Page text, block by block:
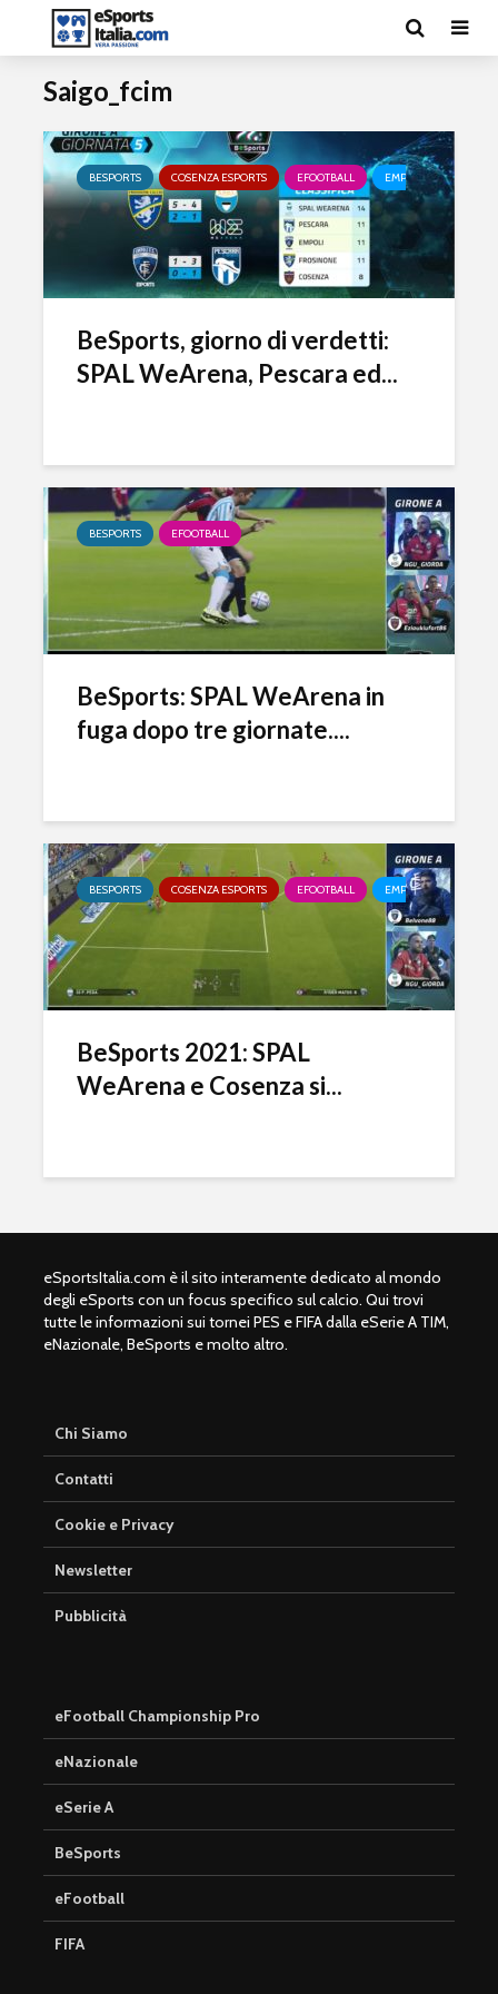
Saigo_fcim
BESPORTS COSENZA ESPORTS EFOOTBALL EMPOLI ESPORTS
BeSports, giorno di verdetti:
SPAL WeArena, Pescara ed...
BESPORTS EFOOTBALL
BeSports: SPAL WeArena in
fuga dopo tre giornate....
BESPORTS COSENZA ESPORTS EFOOTBALL EMPOLI ESPORTS
BeSports 2021: SPAL
WeArena e Cosenza si...
eSportsItalia.com è il sito interamente dedicato al mondo
degli eSports con un focus specifico sul calcio. Qui trovi
tutte le informazioni sui tornei PES e FIFA dalla eSerie A TIM,
eNazionale, BeSports e molto altro.
Chi Siamo
Contatti
Cookie e Privacy
Newsletter
Pubblicità
eFootball Championship Pro
eNazionale
eSerie A
BeSports
eFootball
FIFA
perfetto: Cross-
Gen, Free-to-play.
corretti i
del 7